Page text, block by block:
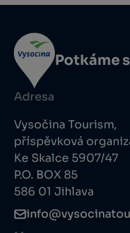
Potkáme
Adresa
Vysočina Tourism,
příspěvková
Ke Skalce 5907/47
P.O. BOX 85
586 01 Jihlava